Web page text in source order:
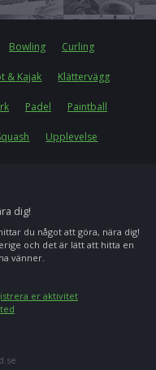
Bowling Curling
& Kajak Klättervägg
Padel Paintball
Upplevelse
dig!
du något att göra, nära dig!
och det är lätt att hitta en
vänner.
er aktivitet